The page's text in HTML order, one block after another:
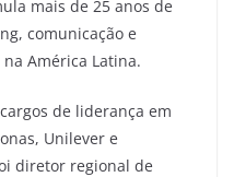
mais de 25 anos de
comunicação e
América Latina.
de liderança em
Unilever e
diretor regional de